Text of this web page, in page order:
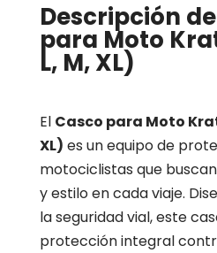
Descripción
para Moto
L, M, XL)
El Casco para Moto
XL) es un equipo de
motociclistas que
y estilo en cada viaje.
la seguridad vial, este
protección integral